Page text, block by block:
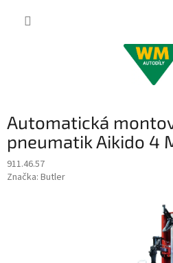
Automatická
pneumatik Aikido 4
911.46.57
Značka: Butler